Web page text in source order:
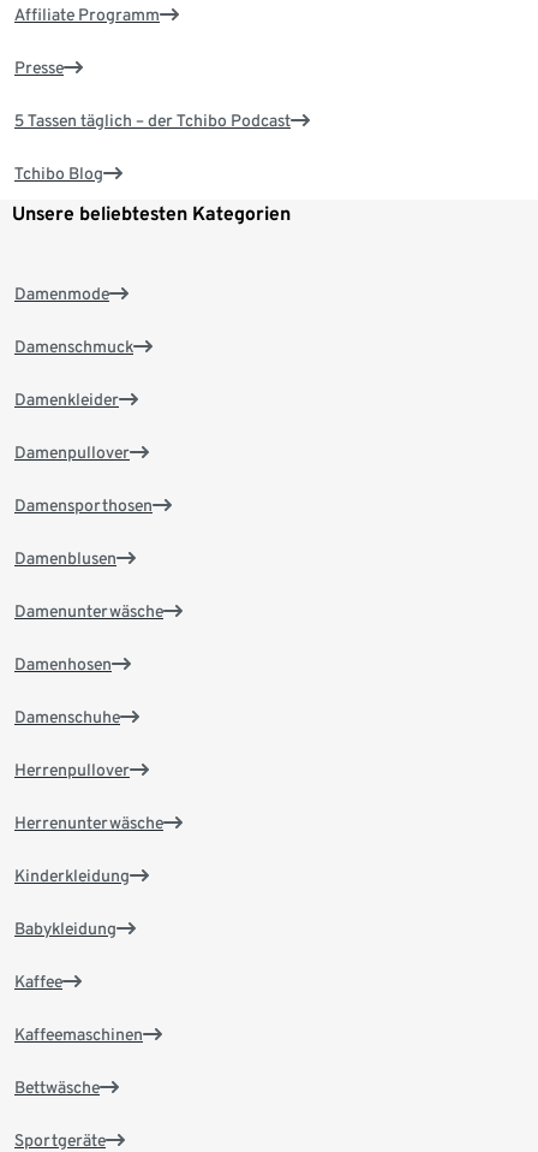
Affiliate Programm
Presse
5 Tassen täglich – der Tchibo Podcast
Tchibo Blog
Unsere beliebtesten Kategorien
Damenmode
Damenschmuck
Damenkleider
Damenpullover
Damensporthosen
Damenblusen
Damenunterwäsche
Damenhosen
Damenschuhe
Herrenpullover
Herrenunterwäsche
Kinderkleidung
Babykleidung
Kaffee
Kaffeemaschinen
Bettwäsche
Sportgeräte